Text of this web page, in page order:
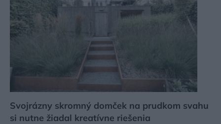
Svojrázny skromný domček na prudkom svahu
si nutne žiadal kreatívne riešenia